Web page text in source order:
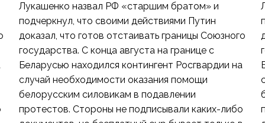
Лукашенко назвал РФ «старшим братом» и
подчеркнул, что своими действиями Путин
доказал, что готов отстаивать границы Союзного
государства. С конца августа на границе с
Беларусью находился контингент Росгвардии на
случай необходимости оказания помощи
белорусским силовикам в подавлении
протестов. Стороны не подписывали каких-либо